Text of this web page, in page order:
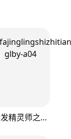
金发精灵师之天才的烦恼